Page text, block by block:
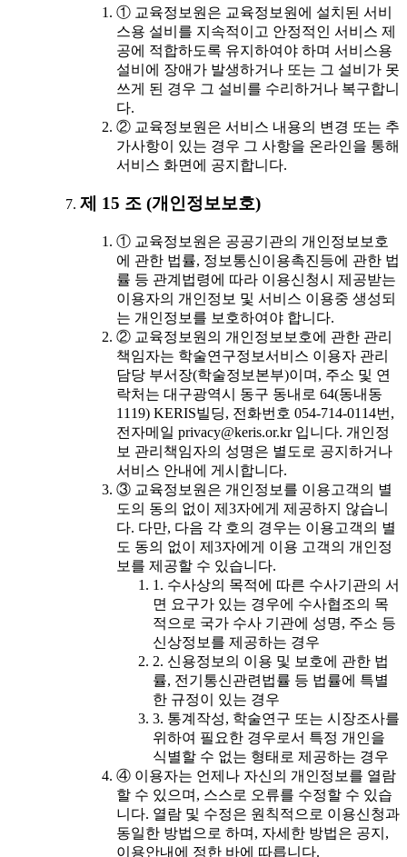
① 교육정보원은 교육정보원에 설치된 서비
스용 설비를 지속적이고 안정적인 서비스 제
공에 적합하도록 유지하여야 하며 서비스용
설비에 장애가 발생하거나 또는 그 설비가 못
쓰게 된 경우 그 설비를 수리하거나 복구합니
다.
② 교육정보원은 서비스 내용의 변경 또는 추
가사항이 있는 경우 그 사항을 온라인을 통해
서비스 화면에 공지합니다.
제 15 조 (개인정보보호)
① 교육정보원은 공공기관의 개인정보보호
에 관한 법률, 정보통신이용촉진등에 관한 법
률 등 관계법령에 따라 이용신청시 제공받는
이용자의 개인정보 및 서비스 이용중 생성되
는 개인정보를 보호하여야 합니다.
② 교육정보원의 개인정보보호에 관한 관리
책임자는 학술연구정보서비스 이용자 관리
담당 부서장(학술정보본부)이며, 주소 및 연
락처는 대구광역시 동구 동내로 64(동내동
1119) KERIS빌딩, 전화번호 054-714-0114번,
전자메일 privacy@keris.or.kr 입니다. 개인정
보 관리책임자의 성명은 별도로 공지하거나
서비스 안내에 게시합니다.
③ 교육정보원은 개인정보를 이용고객의 별
도의 동의 없이 제3자에게 제공하지 않습니
다. 다만, 다음 각 호의 경우는 이용고객의 별
도 동의 없이 제3자에게 이용 고객의 개인정
보를 제공할 수 있습니다.
1. 수사상의 목적에 따른 수사기관의 서
면 요구가 있는 경우에 수사협조의 목
적으로 국가 수사 기관에 성명, 주소 등
신상정보를 제공하는 경우
2. 신용정보의 이용 및 보호에 관한 법
률, 전기통신관련법률 등 법률에 특별
한 규정이 있는 경우
3. 통계작성, 학술연구 또는 시장조사를
위하여 필요한 경우로서 특정 개인을
식별할 수 없는 형태로 제공하는 경우
④ 이용자는 언제나 자신의 개인정보를 열람
할 수 있으며, 스스로 오류를 수정할 수 있습
니다. 열람 및 수정은 원칙적으로 이용신청과
동일한 방법으로 하며, 자세한 방법은 공지,
이용안내에 정한 바에 따릅니다.